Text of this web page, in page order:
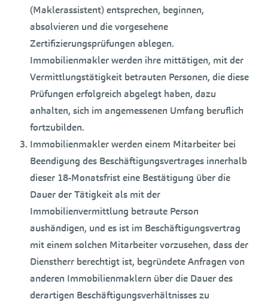
(Maklerassistent) entsprechen, beginnen,
absolvieren und die vorgesehene
Zertifizierungsprüfungen ablegen.
Immobilienmakler werden ihre mittätigen, mit der
Vermittlungstätigkeit betrauten Personen, die diese
Prüfungen erfolgreich abgelegt haben, dazu
anhalten, sich im angemessenen Umfang beruflich
fortzubilden.
Immobilienmakler werden einem Mitarbeiter bei
Beendigung des Beschäftigungsvertrages innerhalb
dieser 18-Monatsfrist eine Bestätigung über die
Dauer der Tätigkeit als mit der
Immobilienvermittlung betraute Person
aushändigen, und es ist im Beschäftigungsvertrag
mit einem solchen Mitarbeiter vorzusehen, dass der
Dienstherr berechtigt ist, begründete Anfragen von
anderen Immobilienmaklern über die Dauer des
derartigen Beschäftigungsverhältnisses zu